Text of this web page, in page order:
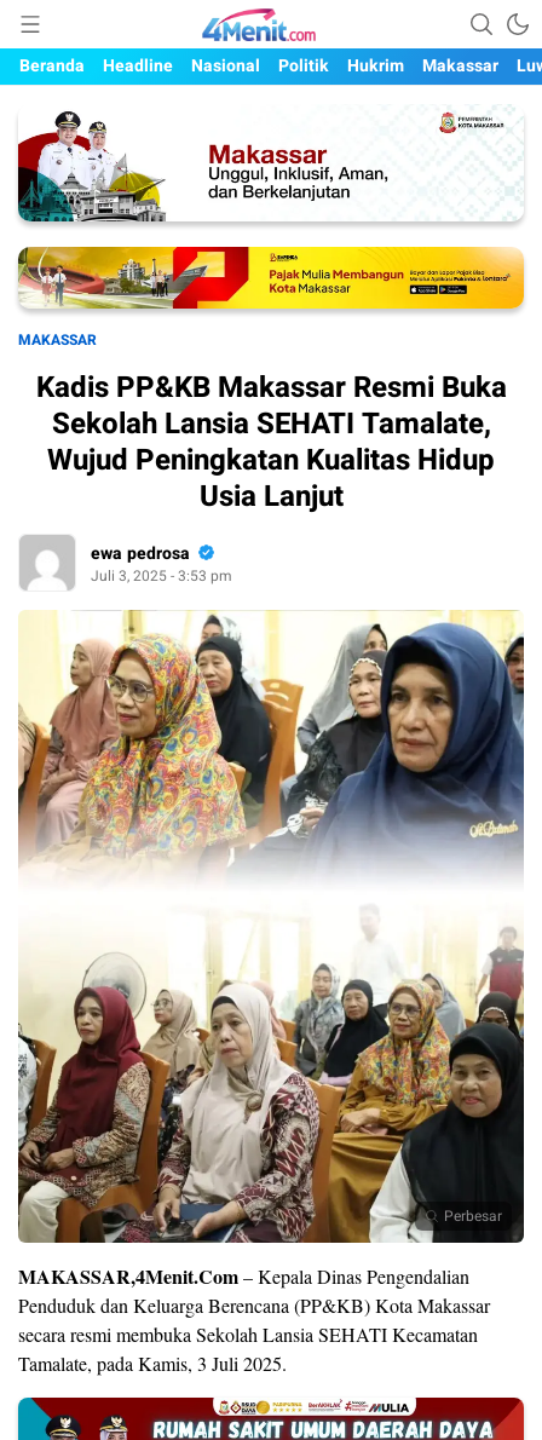
4menit.com
Mengungkap Kisah, Setiap Hari
Beranda
Headline Nasional Politik Hukrim Makassar
MAKASSAR
Kadis PP&KB Makassar Resmi Buka
Sekolah Lansia SEHATI Tamalate,
Wujud Peningkatan Kualitas Hidup
Usia Lanjut
ewa pedrosa
Juli 3, 2025 - 3:53 pm
Perbesar
MAKASSAR,4Menit.Com– Kepala Dinas Pengendalian
Penduduk dan Keluarga Berencana (PP&KB) Kota Makassar
secara resmi membuka Sekolah Lansia SEHATI Kecamatan
Tamalate, pada Kamis, 3 Juli 2025.